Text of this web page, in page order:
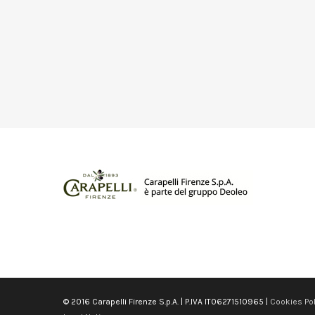
© 2016 Carapelli Firenze S.p.A. | P.IVA IT06271510965 | Cookies